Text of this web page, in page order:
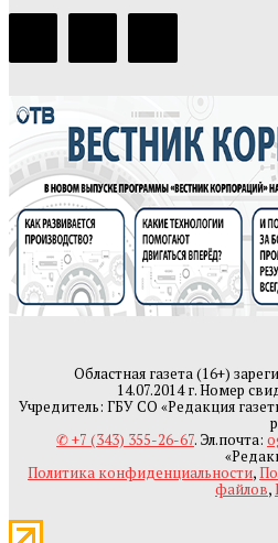
Областная газета (16+)
14.07.2014 г. Номер
Учредитель: ГБУ СО «Редакция
✆ +7 (343) 355-26-67. Эл.почта:
Политика конфиденциальности,
файлов,